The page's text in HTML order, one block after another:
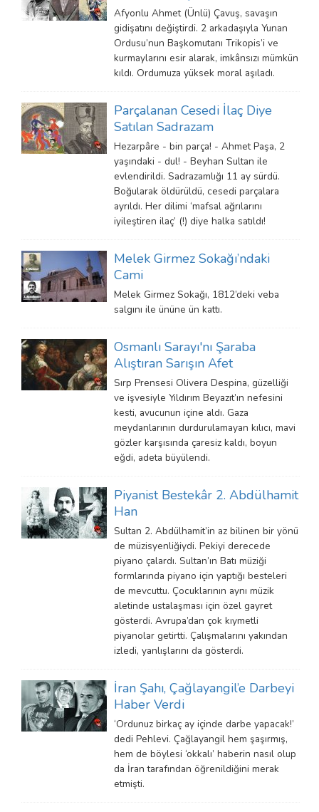
Afyonlu Ahmet (Ünlü) Çavuş, savaşın
gidişatını değiştirdi. 2 arkadaşıyla Yunan
Ordusu’nun Başkomutanı Trikopis’i ve
kurmaylarını esir alarak, imkânsızı mümkün
kıldı. Ordumuza yüksek moral aşıladı.
Parçalanan Cesedi İlaç Diye
Satılan Sadrazam
Hezarpâre - bin parça! - Ahmet Paşa, 2
yaşındaki - dul! - Beyhan Sultan ile
evlendirildi. Sadrazamlığı 11 ay sürdü.
Boğularak öldürüldü, cesedi parçalara
ayrıldı. Her dilimi ‘mafsal ağrılarını
iyileştiren ilaç’ (!) diye halka satıldı!
Melek Girmez Sokağı’ndaki
Cami
Melek Girmez Sokağı, 1812’deki veba
salgını ile ününe ün kattı.
Osmanlı Sarayı'nı Şaraba
Alıştıran Sarışın Afet
Sırp Prensesi Olivera Despina, güzelliği
ve işvesiyle Yıldırım Beyazıt’ın nefesini
kesti, avucunun içine aldı. Gaza
meydanlarının durdurulamayan kılıcı, mavi
gözler karşısında çaresiz kaldı, boyun
eğdi, adeta büyülendi.
Piyanist Bestekâr 2. Abdülhamit
Han
Sultan 2. Abdülhamit’in az bilinen bir yönü
de müzisyenliğiydi. Pekiyi derecede
piyano çalardı. Sultan’ın Batı müziği
formlarında piyano için yaptığı besteleri
de mevcuttu. Çocuklarının aynı müzik
aletinde ustalaşması için özel gayret
gösterdi. Avrupa’dan çok kıymetli
piyanolar getirtti. Çalışmalarını yakından
izledi, yanlışlarını da gösterdi.
İran Şahı, Çağlayangil’e Darbeyi
Haber Verdi
‘Ordunuz birkaç ay içinde darbe yapacak!’
dedi Pehlevi. Çağlayangil hem şaşırmış,
hem de böylesi ‘okkalı’ haberin nasıl olup
da İran tarafından öğrenildiğini merak
etmişti.